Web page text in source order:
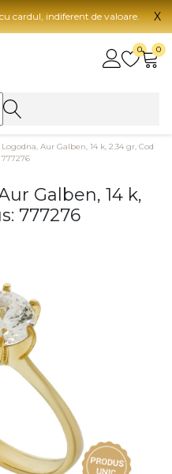
cardul, indiferent de valoare. X
0 0
Aur Galben, 14 k, 2.34 gr, Cod
777276
Galben, 14 k,
777276